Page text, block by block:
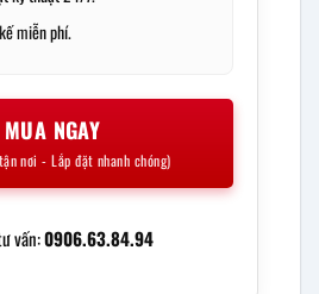
miễn phí.
MUA NGAY
nơi - Lắp đặt nhanh chóng)
vấn:0906.63.84.94